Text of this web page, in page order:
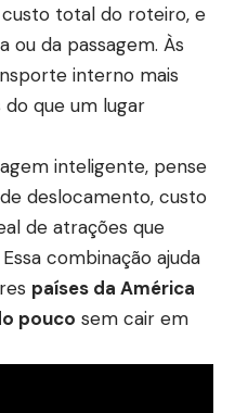
total do roteiro, e
ou da passagem. Às
interno mais
que um lugar
inteligente, pense
deslocamento, custo
de atrações que
combinação ajuda
países da América
pouco sem cair em